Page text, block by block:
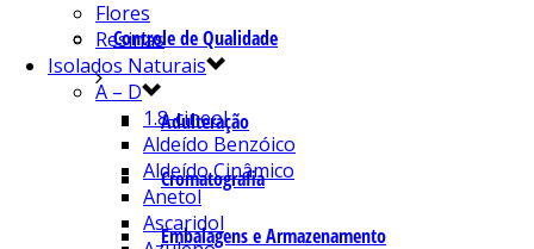
Controle de Qualidade
Adulteração
Cromatografia
Embalagens e Armazenamento
Flores
Resinas
Isolados Naturais
A – D
1.8-cineol
Aldeído Benzóico
Aldeído Cinâmico
Anetol
Ascaridol